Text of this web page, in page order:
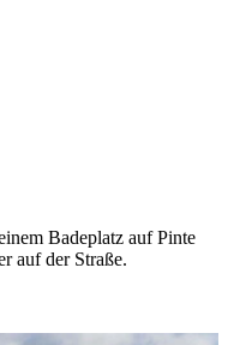
Badeplatz auf Pinte
auf der Straße.